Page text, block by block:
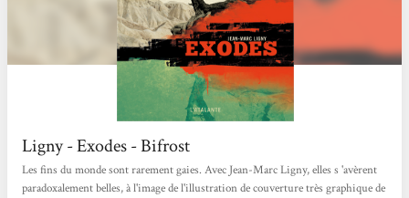
Ligny - Exodes - Bifrost
Les fins du monde sont rarement gaies. Avec Jean-Marc Ligny, elles s 'avèrent
paradoxalement belles, à l'image de l'illustration de couverture très graphique de